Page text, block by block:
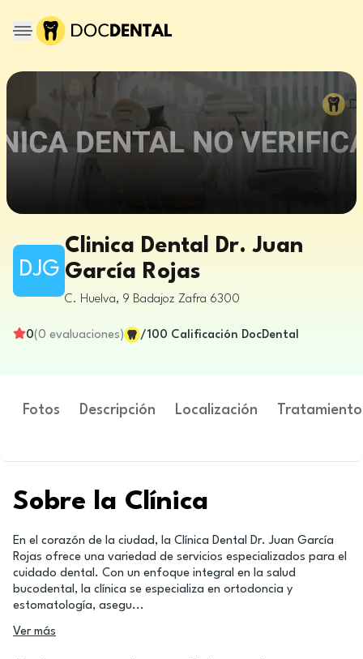
DJG
Clinica Dental Dr. Juan
García Rojas
C. Huelva, 9 Badajoz Zafra 6300
0(0 evaluaciones) /100 Calificación DocDental
Fotos Descripción Localización
Sobre la Clínica
En el corazón de la ciudad, la Clínica Dental Dr. Juan García
Rojas ofrece una variedad de servicios especializados para el
cuidado dental. Con un enfoque integral en la salud
bucodental, la clínica se especializa en ortodoncia y
estomatología, asegu...
Ver más